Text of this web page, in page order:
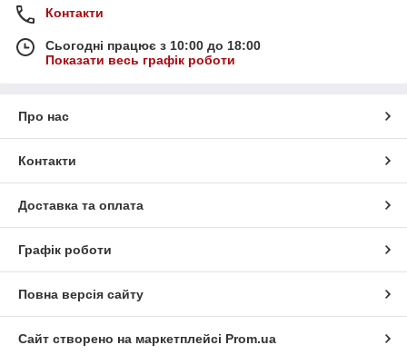
Контакти
Сьогодні працює з 10:00 до 18:00
Показати весь графік роботи
Про нас
Контакти
Доставка та оплата
Графік роботи
Повна версія сайту
Сайт створено на маркетплейсі Prom.ua